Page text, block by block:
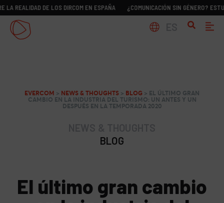
DE LOS DIRCOM EN ESPAÑA ¿COMUNICACIÓN SIN GÉNERO? ESTUDIO
EVERCOM > NEWS & THOUGHTS > BLOG > EL ÚLTIMO GRAN
CAMBIO EN LA INDUSTRIA DEL TURISMO: UN ANTES Y UN
DESPUÉS EN LA TEMPORADA 2020
BLOG
El último gran cambio